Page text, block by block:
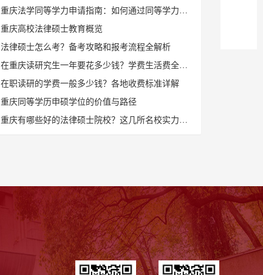
重庆法学同等学力申请指南：如何通过同等学力提升法律专业能力
重庆高校法律硕士教育概览
法律硕士怎么考？备考攻略和报考流程全解析
在重庆读研究生一年要花多少钱？学费生活费全解析
在职读研的学费一般多少钱？各地收费标准详解
重庆同等学历申硕学位的价值与路径
重庆有哪些好的法律硕士院校？这几所名校实力强劲